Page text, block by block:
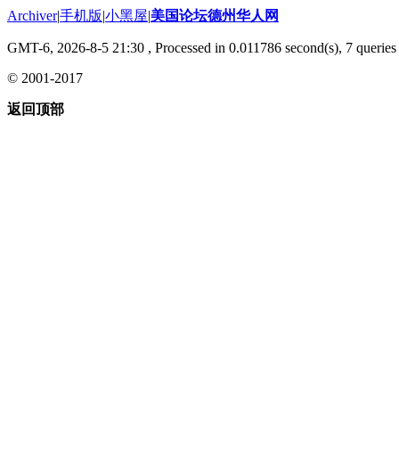
Archiver|手机版|小黑屋|美国论坛德州华人网
GMT-6, 2026-8-5 21:30 , Processed in 0.011786 second(s), 7 queries
© 2001-2017
返回顶部